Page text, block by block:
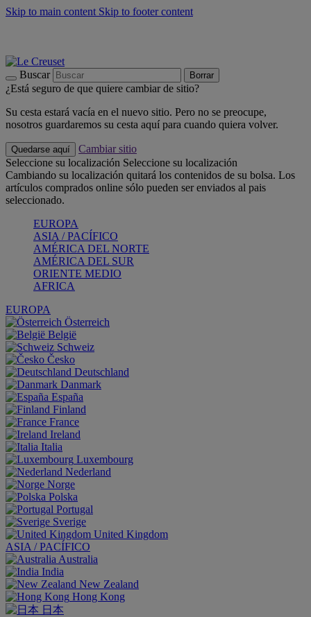
Skip to main content Skip to footer content
Buscar Borrar
¿Está seguro de que quiere cambiar de sitio?
Su cesta estará vacía en el nuevo sitio. Pero no se preocupe,
nosotros guardaremos su cesta aquí para cuando quiera volver.
Quedarse aquí
Cambiar sitio
Seleccione su localización Seleccione su localización
Cambiando su localización quitará los contenidos de su bolsa. Los
artículos comprados online sólo pueden ser enviados al pais
seleccionado.
EUROPA
ASIA / PACÍFICO
AMÉRICA DEL NORTE
AMÉRICA DEL SUR
ORIENTE MEDIO
AFRICA
EUROPA
Österreich
België
Schweiz
Česko
Deutschland
Danmark
España
Finland
France
Ireland
Italia
Luxembourg
Nederland
Norge
Polska
Portugal
Sverige
United Kingdom
ASIA / PACÍFICO
Australia
India
New Zealand
Hong Kong
日本